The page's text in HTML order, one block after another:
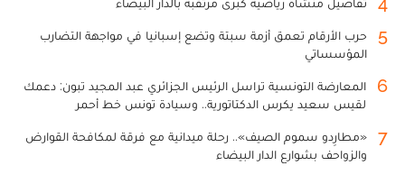
تفاصيل منشأة رياضية كبرى مرتقبة بالدار البيضاء
5
حرب الأرقام تعمق أزمة سبتة وتضع إسبانيا في مواجهة التضارب
المؤسساتي
6
المعارضة التونسية تراسل الرئيس الجزائري عبد المجيد تبون: دعمك
لقيس سعيد يكرس الدكتاتورية.. وسيادة تونس خط أحمر
7
«مطارِدو سموم الصيف».. رحلة ميدانية مع فرقة لمكافحة القوارض
والزواحف بشوارع الدار البيضاء